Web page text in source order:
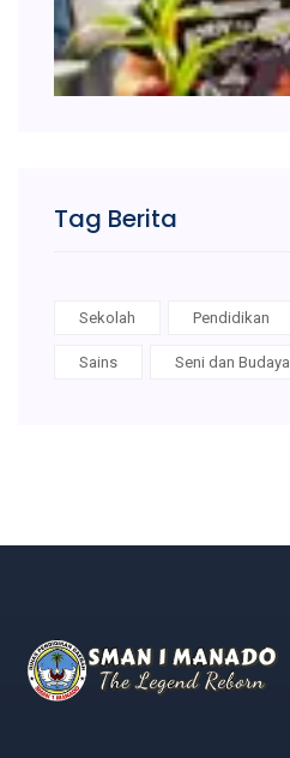
Tag Berita
Sekolah Pendidikan
Sains Seni dan Budaya